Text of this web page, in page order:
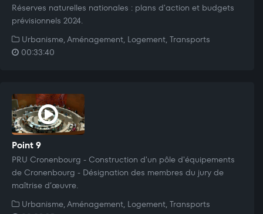
Réserves naturelles nationales : plans d'action et budgets
prévisionnels 2024.
Urbanisme, Aménagement, Logement, Transports
00:33:40
Point 9
PRU Cronenbourg - Construction d'un pôle d'équipements
de Cronenbourg - Désignation des membres du jury de
maîtrise d’œuvre.
Urbanisme, Aménagement, Logement, Transports